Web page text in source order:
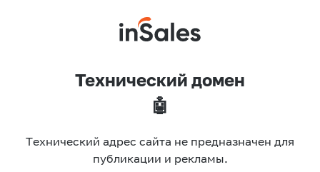
Технический домен
🤖
Технический адрес сайта не предназначен для
публикации и рекламы.